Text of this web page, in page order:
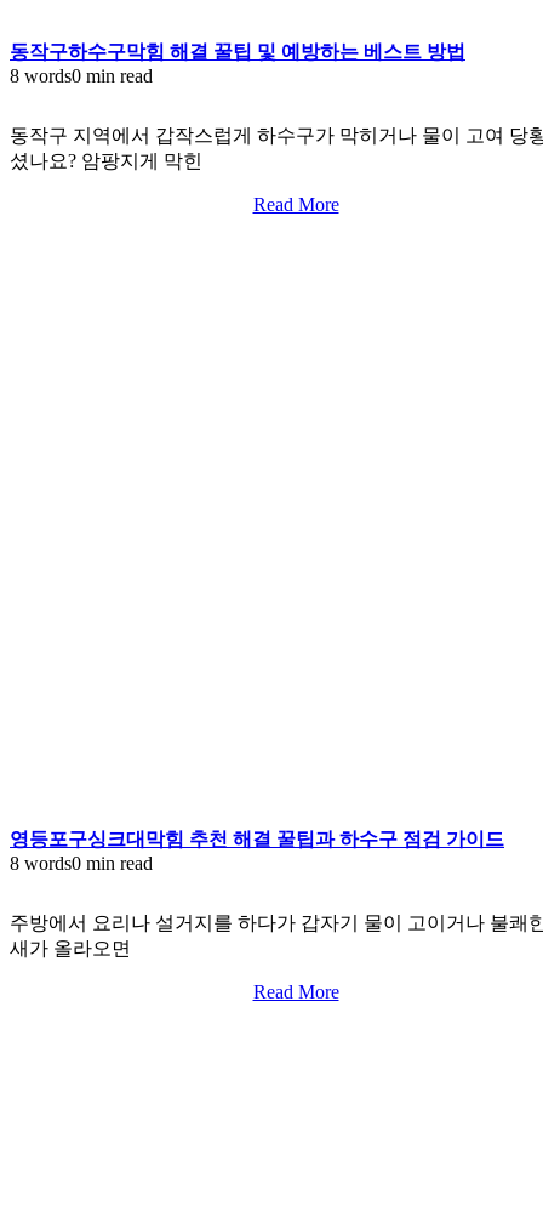
동작구하수구막힘 해결 꿀팁 및 예방하는 베스트 방법
8 words0 min read
동작구 지역에서 갑작스럽게 하수구가 막히거나 물이 고여 당
셨나요? 암팡지게 막힌
Read More
영등포구싱크대막힘 추천 해결 꿀팁과 하수구 점검 가이드
8 words0 min read
주방에서 요리나 설거지를 하다가 갑자기 물이 고이거나 불쾌
새가 올라오면
Read More